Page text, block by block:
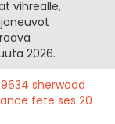
vihreälle,
2026.